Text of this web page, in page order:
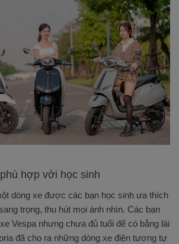
hợp với học sinh
dòng xe được các bạn học sinh ưa thích
trọng, thu hút mọi ánh nhìn. Các bạn
Vespa nhưng chưa đủ tuổi để có bằng lái
đã cho ra những dòng xe điện tương tự